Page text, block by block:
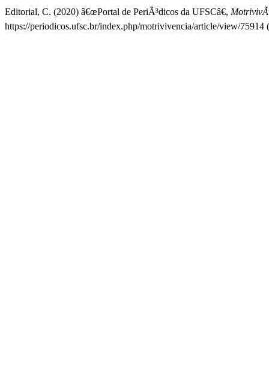
Editorial, C. (2020) â€œPortal de PeriÃ³dicos da UFSCâ€,
https://periodicos.ufsc.br/index.php/motrivivencia/article/view/75914